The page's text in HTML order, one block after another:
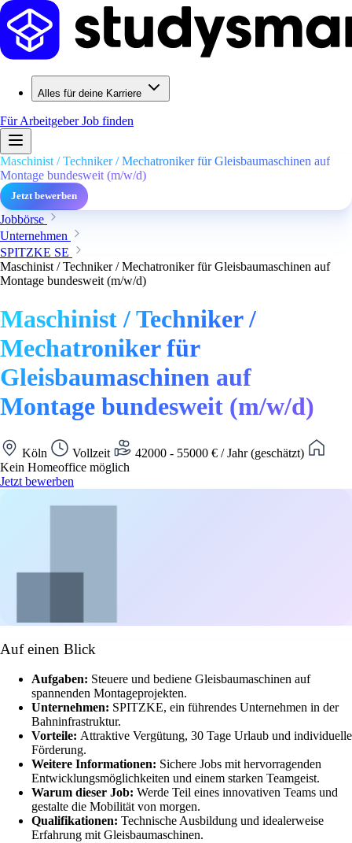
Alles für deine Karriere
Für ArbeitgeberJob finden
Maschinist / Techniker / Mechatroniker für Gleisbaumaschinen auf
Montage bundesweit (m/w/d)
Jetzt bewerben
Jobbörse
Unternehmen
SPITZKE SE
Maschinist / Techniker / Mechatroniker für Gleisbaumaschinen auf
Montage bundesweit (m/w/d)
Maschinist / Techniker /
Mechatroniker für
Gleisbaumaschinen auf
Montage bundesweit (m/w/d)
Köln Vollzeit
42000 - 55000 € / Jahr (geschätzt)
Kein Homeoffice möglich
Jetzt bewerben
Auf einen Blick
Aufgaben: Steuere und bediene Gleisbaumaschinen auf
spannenden Montageprojekten.
Unternehmen: SPITZKE, ein führendes Unternehmen in der
Bahninfrastruktur.
Vorteile: Attraktive Vergütung, 30 Tage Urlaub und individuelle
Förderung.
Weitere Informationen: Sichere Jobs mit hervorragenden
Entwicklungsmöglichkeiten und einem starken Teamgeist.
Warum dieser Job: Werde Teil eines innovativen Teams und
gestalte die Mobilität von morgen.
Qualifikationen: Technische Ausbildung und idealerweise
Erfahrung mit Gleisbaumaschinen.